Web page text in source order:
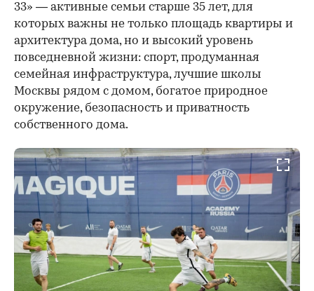
33» — активные семьи старше 35 лет, для
которых важны не только площадь квартиры и
архитектура дома, но и высокий уровень
повседневной жизни: спорт, продуманная
семейная инфраструктура, лучшие школы
Москвы рядом с домом, богатое природное
окружение, безопасность и приватность
собственного дома.